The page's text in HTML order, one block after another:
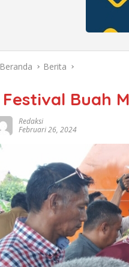
Beranda Berita
Festival Buah
Redaksi
Februari 26, 2024